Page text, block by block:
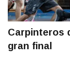
Carpinteros
gran final